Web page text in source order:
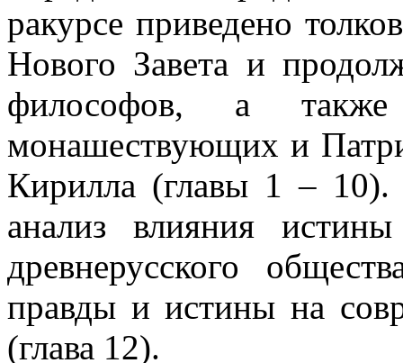
ракурсе приведено
Нового Завета и
философов, а
монашествующих и
Кирилла (главы 1 – 10).
анализ влияния
древнерусского
правды и истины на
(глава 12).